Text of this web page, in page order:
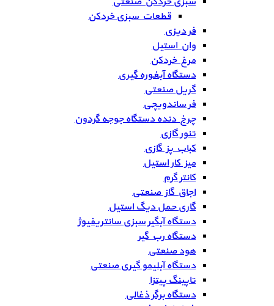
قطعات سبزی خردکن
فر دیزی
وان استیل
مرغ خردکن
دستگاه آبغوره گیری
گریل صنعتی
فر ساندویچی
چرخ دنده دستگاه جوجه گردون
تنور گازی
کباب پز گازی
میز کار استیل
کانتر گرم
اجاق گاز صنعتی
گاری حمل دیگ استیل
دستگاه آبگیر سبزی سانتریفیوژ
دستگاه رب گیر
هود صنعتی
دستگاه آبلیمو گیری صنعتی
تاپینگ پیتزا
دستگاه برگر ذغالی